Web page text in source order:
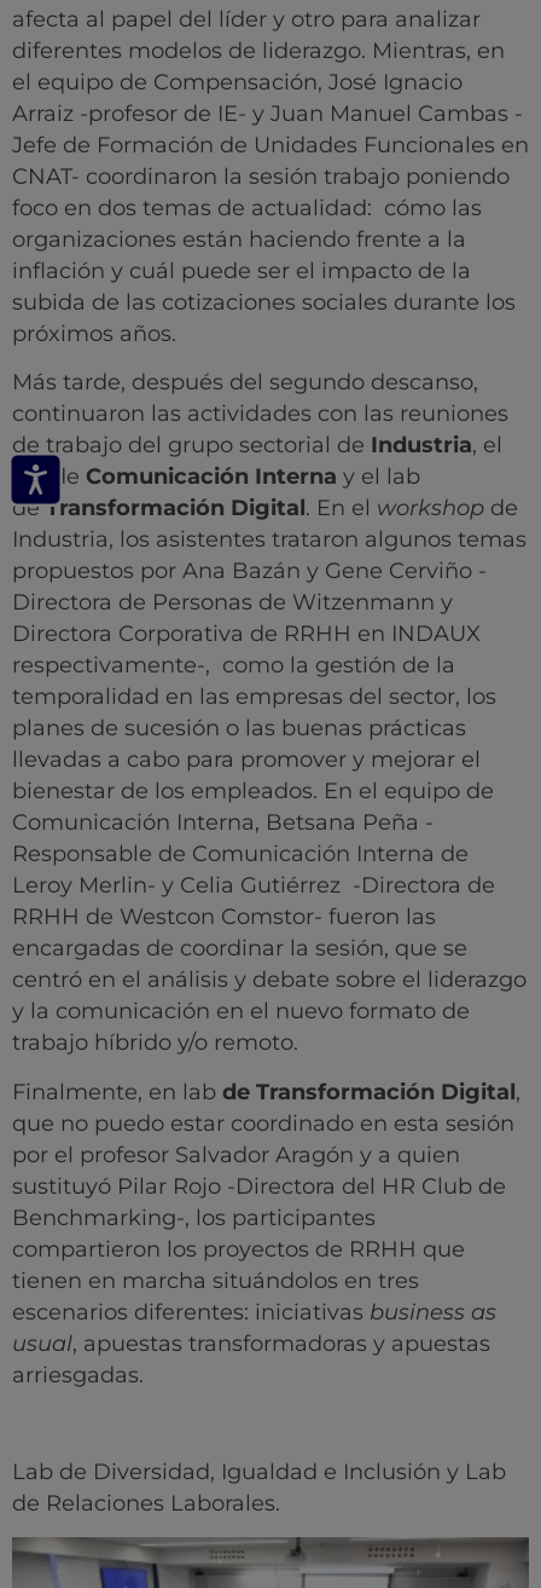
afecta al papel del líder y otro para analizar
diferentes modelos de liderazgo. Mientras, en
el equipo de Compensación, José Ignacio
Arraiz -profesor de IE- y Juan Manuel Cambas -
Jefe de Formación de Unidades Funcionales en
CNAT- coordinaron la sesión trabajo poniendo
foco en dos temas de actualidad: cómo las
organizaciones están haciendo frente a la
inflación y cuál puede ser el impacto de la
subida de las cotizaciones sociales durante los
próximos años.
Más tarde, después del segundo descanso,
continuaron las actividades con las reuniones
de trabajo del grupo sectorial de Industria, el
lab de Comunicación Interna y el lab
deTransformación Digital. En el workshop de
Industria, los asistentes trataron algunos temas
propuestos por Ana Bazán y Gene Cerviño -
Directora de Personas de Witzenmann y
Directora Corporativa de RRHH en INDAUX
respectivamente-, como la gestión de la
temporalidad en las empresas del sector, los
planes de sucesión o las buenas prácticas
llevadas a cabo para promover y mejorar el
bienestar de los empleados. En el equipo de
Comunicación Interna, Betsana Peña -
Responsable de Comunicación Interna de
Leroy Merlin- y Celia Gutiérrez -Directora de
RRHH de Westcon Comstor- fueron las
encargadas de coordinar la sesión, que se
centró en el análisis y debate sobre el liderazgo
y la comunicación en el nuevo formato de
trabajo híbrido y/o remoto.
Finalmente, en lab de Transformación Digital,
que no puedo estar coordinado en esta sesión
por el profesor Salvador Aragón y a quien
sustituyó Pilar Rojo -Directora del HR Club de
Benchmarking-, los participantes
compartieron los proyectos de RRHH que
tienen en marcha situándolos en tres
escenarios diferentes: iniciativas business as
usual, apuestas transformadoras y apuestas
arriesgadas.
Lab de Diversidad, Igualdad e Inclusión y Lab
de Relaciones Laborales.